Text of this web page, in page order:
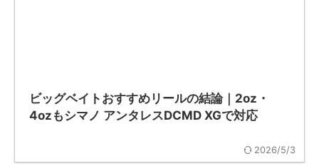
ビッグベイトおすすめリールの結論｜2oz・
4ozもシマノ アンタレスDCMD XGで対応
2026/5/3